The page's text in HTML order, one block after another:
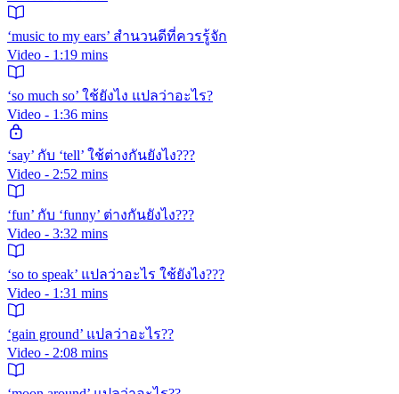
‘music to my ears’ สำนวนดีที่ควรรู้จัก
Video - 1:19 mins
‘so much so’ ใช้ยังไง แปลว่าอะไร?
Video - 1:36 mins
‘say’ กับ ‘tell’ ใช้ต่างกันยังไง???
Video - 2:52 mins
‘fun’ กับ ‘funny’ ต่างกันยังไง???
Video - 3:32 mins
‘so to speak’ แปลว่าอะไร ใช้ยังไง???
Video - 1:31 mins
‘gain ground’ แปลว่าอะไร??
Video - 2:08 mins